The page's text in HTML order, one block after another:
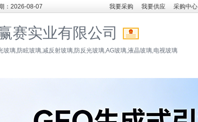
：2026-08-07 我要采购 我要供应 采购中心
赛实业有限公司
玻璃,防眩玻璃,减反射玻璃,防反光玻璃,AG玻璃,液晶玻璃,电视玻璃